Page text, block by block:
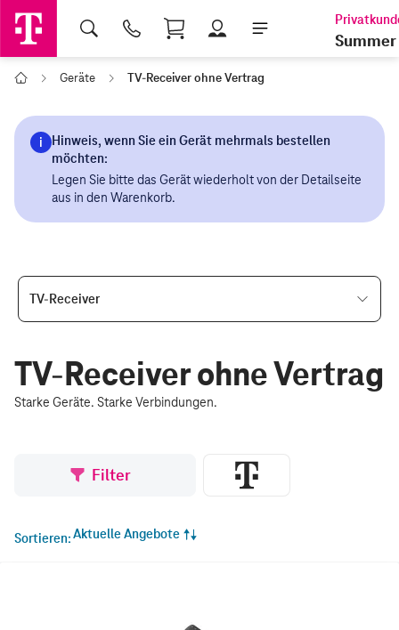
Shopping Cart
Summer
Home Geräte TV-Receiver ohne Vertrag
TV-Receiver
TV-Receiver ohne Vertrag
Starke Geräte. Starke Verbindungen.
Filter
Sortieren Aktuelle Angebote